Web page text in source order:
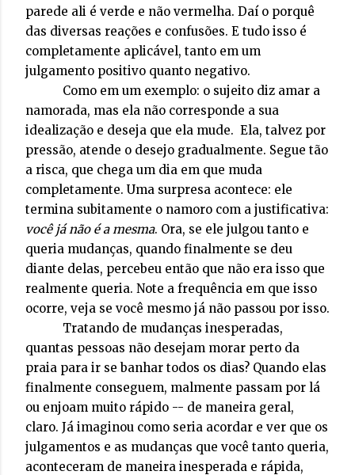
parede ali é verde e não vermelha. Daí o porquê
das diversas reações e confusões. E tudo isso é
completamente aplicável, tanto em um
julgamento positivo quanto negativo.
Como em um exemplo: o sujeito diz amar a
namorada, mas ela não corresponde a sua
idealização e deseja que ela mude. Ela, talvez por
pressão, atende o desejo gradualmente. Segue tão
a risca, que chega um dia em que muda
completamente. Uma surpresa acontece: ele
termina subitamente o namoro com a justificativa:
você já não é a mesma. Ora, se ele julgou tanto e
queria mudanças, quando finalmente se deu
diante delas, percebeu então que não era isso que
realmente queria. Note a frequência em que isso
ocorre, veja se você mesmo já não passou por isso.
Tratando de mudanças inesperadas,
quantas pessoas não desejam morar perto da
praia para ir se banhar todos os dias? Quando elas
finalmente conseguem, malmente passam por lá
ou enjoam muito rápido -- de maneira geral,
claro. Já imaginou como seria acordar e ver que os
julgamentos e as mudanças que você tanto queria,
aconteceram de maneira inesperada e rápida,